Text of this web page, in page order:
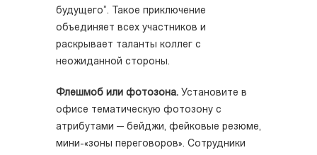
будущего”. Такое приключение
объединяет всех участников и
раскрывает таланты коллег с
неожиданной стороны.
Флешмоб или фотозона. Установите в
офисе тематическую фотозону с
атрибутами — бейджи, фейковые резюме,
мини-«зоны переговоров». Сотрудники